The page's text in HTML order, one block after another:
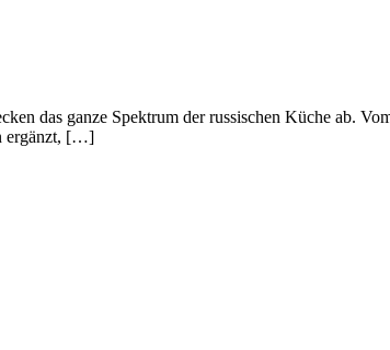
das ganze Spektrum der russischen Küche ab.
ergänzt, […]